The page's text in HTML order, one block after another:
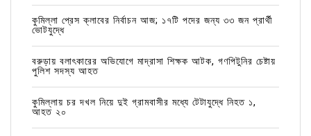
কুমিল্লা প্রেস ক্লাবের নির্বাচন আজ; ১৭টি পদের জন্য ৩৩ জন প্রার্থী
ভোটযুদ্ধে
বরুড়ায় বলাৎকারের অভিযোগে মাদ্রাসা শিক্ষক আটক, গণপিটুনির চেষ্টায়
পুলিশ সদস্য আহত
কুমিল্লায় চর দখল নিয়ে দুই গ্রামবাসীর মধ্যে টেটাযুদ্ধে নিহত ১,
আহত ২০